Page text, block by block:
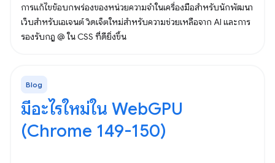
การแก้ไขข้อบกพร่องของหน่วยความจำในเครื่องมือสำหรับนักพัฒนา
เว็บสำหรับเอเจนต์ วิดเจ็ตใหม่สำหรับความช่วยเหลือจาก AI และการ
รองรับกฎ @ ใน CSS ที่ดียิ่งขึ้น
Blog
มีอะไรใหม่ใน WebGPU
(Chrome 149-150)